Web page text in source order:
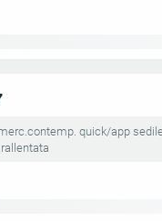
quick/app